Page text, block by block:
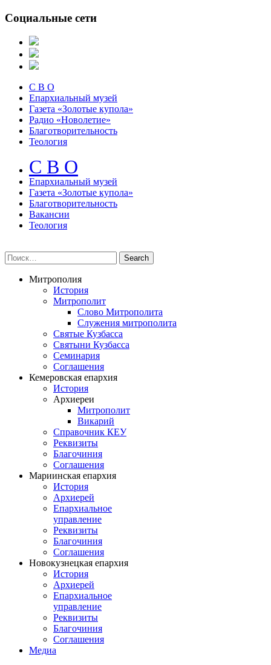
Социальные сети
С В О
Епархиальный музей
Газета «Золотые купола»
Радио «Новолетие»
Благотворительность
Теология
С В О
Епархиальный музeй
Газета «Золотые купола»
Благотворительность
Вакансии
Теология
Митрополия
История
Митрополит
Слово Митрополита
Служения митрополита
Святые Кузбасса
Святыни Кузбасса
Семинария
Соглашения
Кемеровская епархия
История
Архиереи
Митрополит
Викарий
Справочник КЕУ
Реквизиты
Благочиния
Соглашения
Мариинская епархия
История
Архиерей
Епархиальное
управление
Реквизиты
Благочиния
Соглашения
Новокузнецкая епархия
История
Архиерей
Епархиальное
управление
Реквизиты
Благочиния
Соглашения
Медиа